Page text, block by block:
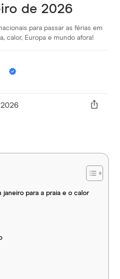
de 2026
para passar as férias em
calor, Europa e mundo afora!
janeiro para a praia e o calor